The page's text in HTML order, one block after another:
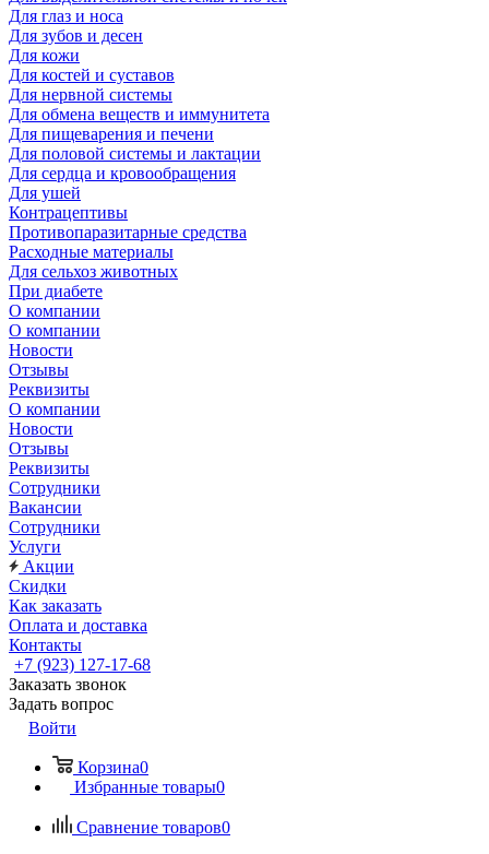
Для глаз и носа
Для зубов и десен
Для кожи
Для костей и суставов
Для нервной системы
Для обмена веществ и иммунитета
Для пищеварения и печени
Для половой системы и лактации
Для сердца и кровообращения
Для ушей
Контрацептивы
Противопаразитарные средства
Расходные материалы
Для сельхоз животных
При диабете
О компании
О компании
Новости
Отзывы
Реквизиты
О компании
Новости
Отзывы
Реквизиты
Сотрудники
Вакансии
Сотрудники
Услуги
Акции
Скидки
Как заказать
Оплата и доставка
Контакты
+7 (923) 127-17-68
Заказать звонок
Задать вопрос
Войти
Корзина0
Избранные товары0
Сравнение товаров0